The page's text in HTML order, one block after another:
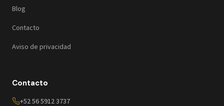
Blog
Contacto
Aviso de privacidad
Contacto
+52 56 5912 3737